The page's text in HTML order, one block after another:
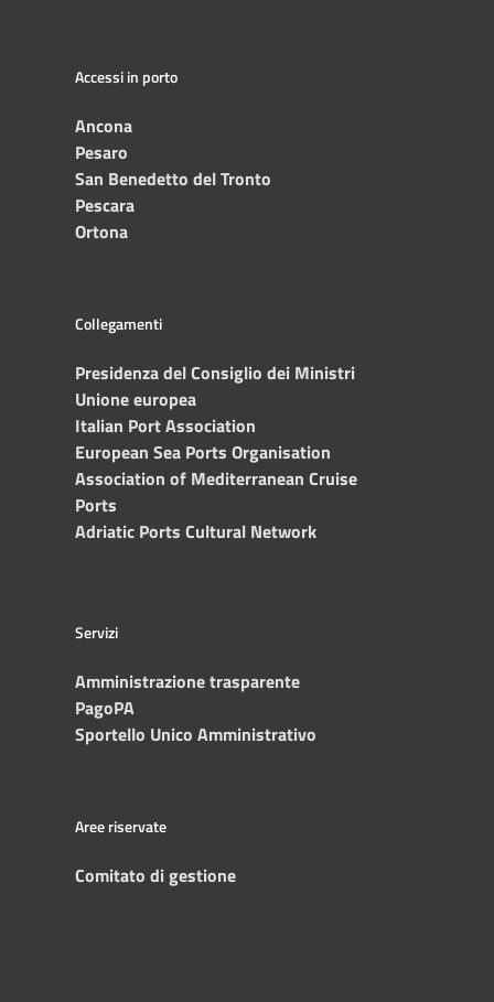
Accessi in porto
Ancona
Pesaro
San Benedetto del Tronto
Pescara
Ortona
Collegamenti
Presidenza del Consiglio dei Ministri
Unione europea
Italian Port Association
European Sea Ports Organisation
Association of Mediterranean Cruise
Ports
Adriatic Ports Cultural Network
Servizi
Amministrazione trasparente
PagoPA
Sportello Unico Amministrativo
Aree riservate
Comitato di gestione